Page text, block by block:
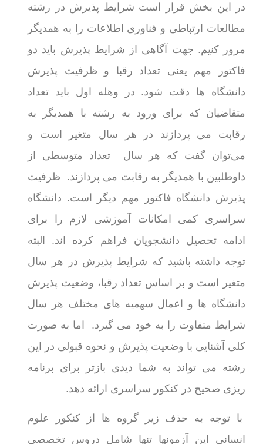
در این بخش قرار است شرایط پذیرش در رشته
مطالعات ارتباطی و فناوری اطلاعات را به همدیگر
مرور کنیم. جهت آگاهی از شرایط پذیرش باید دو
فاکتور مهم یعنی تعداد رقبا و ظرفیت پذیرش
دانشگاه ها دقت شود. در وهله اول باید تعداد
متقاضیان که برای ورود به رشته با همدیگر به
رقابت می پردازند در هر سال متغیر است و
می‌توان گفت که هر سال تعداد متوسطی از
داوطلبین با همدیگر به رقابت می پردازند. ظرفیت
پذیرش دانشگاه فاکتور مهم دیگر است. دانشگاه
سراسری کمی امکانات آموزشی لازم را برای
ادامه تحصیل دانشجویان فراهم کرده اند. البته
توجه داشته باشید که شرایط پذیرش در هر سال
متغیر است و بر اساس تعداد رقبا، وضعیت پذیرش
دانشگاه ها و اعمال سهمیه های مختلف هر سال
شرایط متفاوت را به خود می گیرد. اما به صورت
کلی آشنایی با وضعیت پذیرش و نحوه قبولی در این
رشته می تواند به شما دیدی بازتر برای برنامه
ریزی صحیح در کنکور سراسری ارائه دهد.
با توجه به حذف زیر گروه ها از کنکور علوم
انسانی این آزمونها تنها شامل دروس تخصصی